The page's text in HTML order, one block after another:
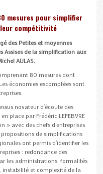
mesures pour simplifier
compétitivité
des Petites et moyennes
Assises de la simplification aux
AULAS.
80 mesures dont
économies escomptées sont
novateur d’écoute des
place par Frédéric LEFEBVRE
avec des chefs d’entreprises
de simplifications
ont permis d’identifier les
: redondance des
les administrations, formalités
instabilité et complexité de la